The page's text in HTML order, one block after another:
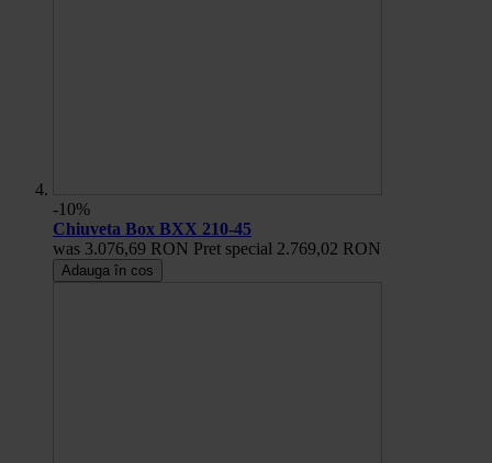
-10%
Chiuveta Box BXX 210-45
was 3.076,69 RON Pret special 2.769,02 RON
Adauga în cos